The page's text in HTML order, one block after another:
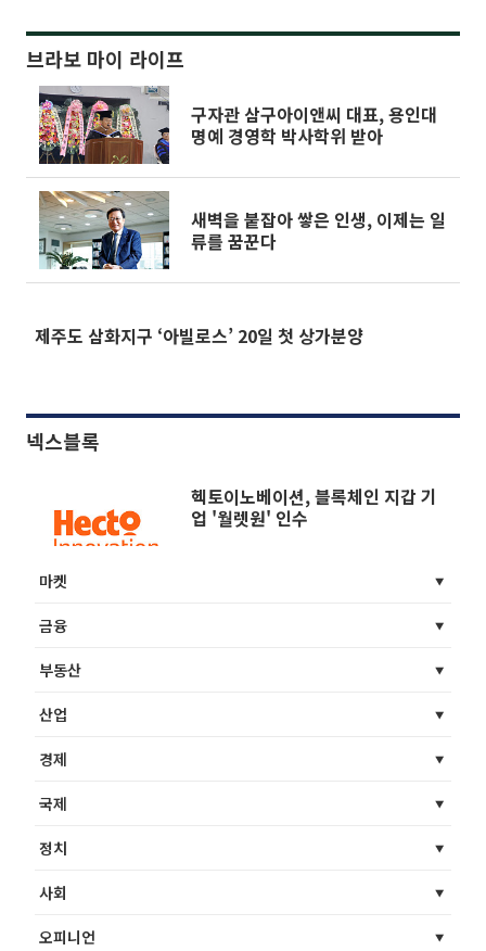
브라보 마이 라이프
구자관 삼구아이앤씨 대표, 용인대
명예 경영학 박사학위 받아
새벽을 붙잡아 쌓은 인생, 이제는 일
류를 꿈꾼다
제주도 삼화지구 ‘아빌로스’ 20일 첫 상가분양
넥스블록
헥토이노베이션, 블록체인 지갑 기
업 '월렛원' 인수
마켓
금융
부동산
산업
경제
국제
정치
사회
오피니언